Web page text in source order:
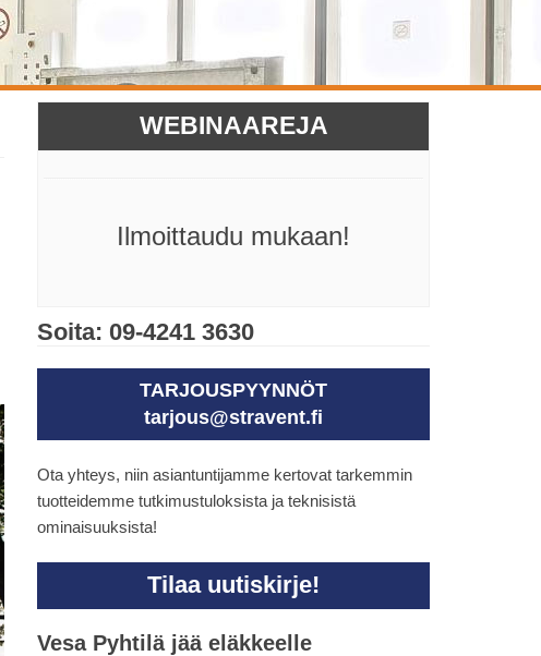
WEBINAAREJA
Ilmoittaudu mukaan!
Soita: 09-4241 3630
TARJOUSPYYNNÖT
tarjous@stravent.fi
Ota yhteys, niin asiantuntijamme kertovat tarkemmin
tuotteidemme tutkimustuloksista ja teknisistä
ominaisuuksista!
Tilaa uutiskirje!
Vesa Pyhtilä jää eläkkeelle